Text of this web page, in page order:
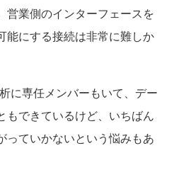
営業側のインターフェースを
能にする接続は非常に難しか
に専任メンバーもいて、デー
もできているけど、いちばん
っていかないという悩みもあ